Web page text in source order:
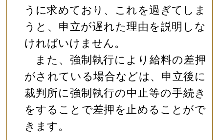
うに求めており、これを過ぎてしま
うと、申立が遅れた理由を説明しな
ければいけません。
また、強制執行により給料の差押
がされている場合などは、申立後に
裁判所に強制執行の中止等の手続き
をすることで差押を止めることがで
きます。